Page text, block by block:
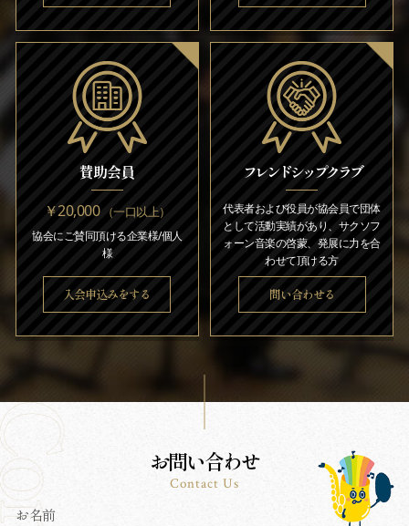
賛助会員
￥20,000（一口以上）
協会にご賛同頂ける企業様/個人
様
入会申込みをする
フレンドシップクラブ
代表者および役員が協会員で団体
として活動実績があり、サクソフ
ォーン音楽の啓蒙、発展に力を合
わせて頂ける方
問い合わせる
お問い合わせ
Contact Us
お名前